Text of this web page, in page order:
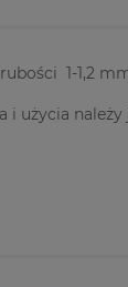
1-1,2
użycia